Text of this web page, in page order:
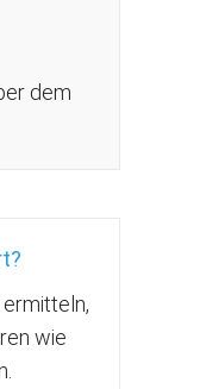
dem
wie